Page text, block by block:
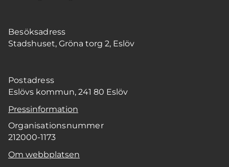
Besöksadress
Stadshuset, Gröna torg 2, Eslöv
Postadress
Eslövs kommun, 241 80 Eslöv
Pressinformation
Organisationsnummer
212000-1173
Om webbplatsen